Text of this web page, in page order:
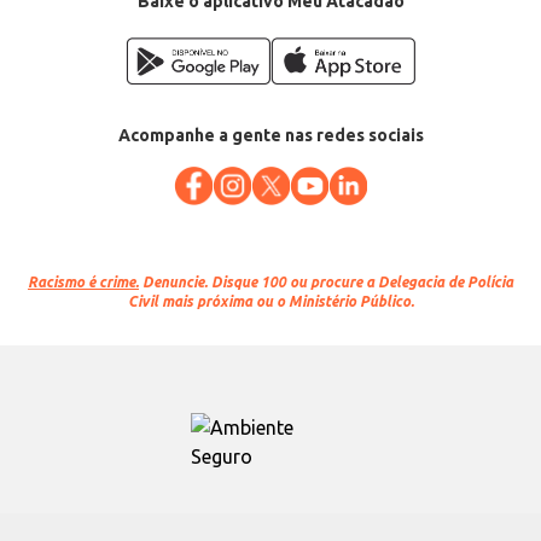
Acompanhe a gente nas redes sociais
Racismo é crime. Denuncie. Disque 100 ou procure a Delegacia de Polícia
Civil mais próxima ou o Ministério Público.